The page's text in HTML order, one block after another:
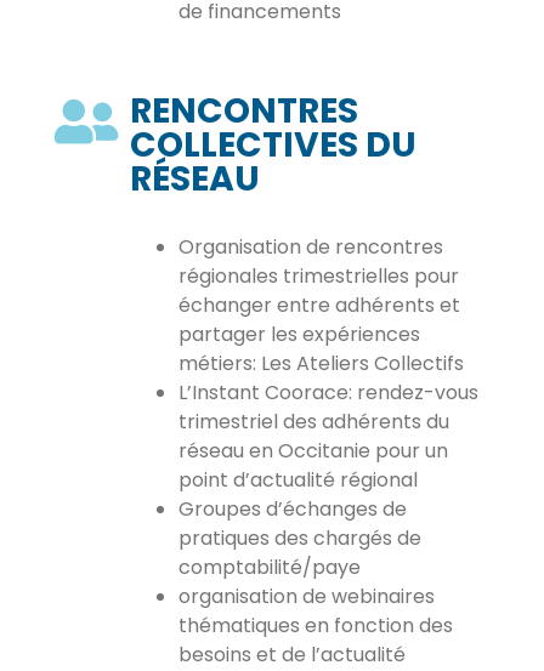
de financements
RENCONTRES
COLLECTIVES DU
RÉSEAU
Organisation de rencontres
régionales trimestrielles pour
échanger entre adhérents et
partager les expériences
métiers: Les Ateliers Collectifs
L’Instant Coorace: rendez-vous
trimestriel des adhérents du
réseau en Occitanie pour un
point d’actualité régional
Groupes d’échanges de
pratiques des chargés de
comptabilité/paye
organisation de webinaires
thématiques en fonction des
besoins et de l’actualité